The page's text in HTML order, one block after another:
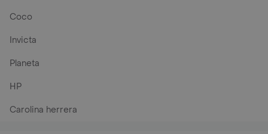
Coco
Invicta
Planeta
HP
Carolina herrera